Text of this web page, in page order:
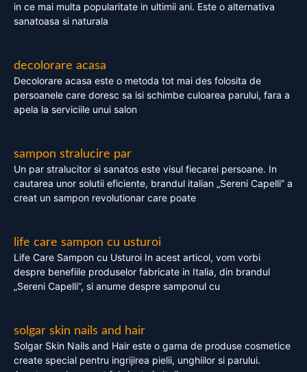
in ce mai multa popularitate in ultimii ani. Este o alternativa
sanatoasa si naturala
decolorare acasa
Decolorare acasa este o metoda tot mai des folosita de
persoanele care doresc sa isi schimbe culoarea parului, fara a
apela la serviciile unui salon
sampon stralucire par
Un par stralucitor si sanatos este visul fiecarei persoane. In
cautarea unor solutii eficiente, brandul italian „Sereni Capelli” a
creat un sampon revolutionar care poate
life care sampon cu usturoi
Life Care Sampon cu Usturoi In acest articol, vom vorbi
despre benefiile produselor fabricate in Italia, din brandul
„Sereni Capelli”, si anume despre samponul cu
solgar skin nails and hair
Solgar Skin Nails and Hair este o gama de produse cosmetice
create special pentru ingrijirea pielii, unghiilor si parului.